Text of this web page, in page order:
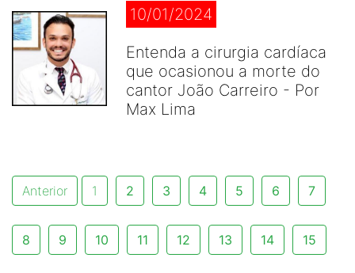
10/01/2024
Entenda a cirurgia cardíaca
que ocasionou a morte do
cantor João Carreiro - Por
Max Lima
Anterior 1 2 3 4 5 6 7
8 9 10 11 12 13 14 15